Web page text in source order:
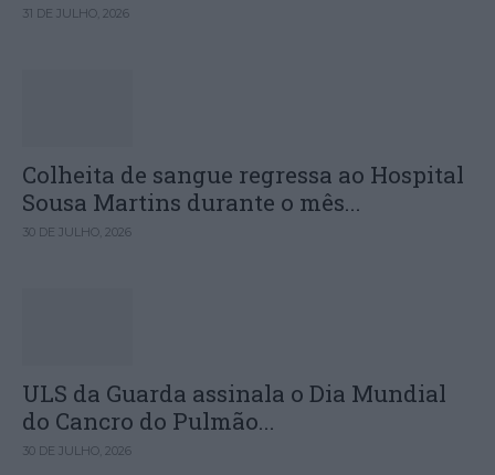
31 DE JULHO, 2026
Colheita de sangue regressa ao Hospital
Sousa Martins durante o mês...
30 DE JULHO, 2026
ULS da Guarda assinala o Dia Mundial
do Cancro do Pulmão...
30 DE JULHO, 2026